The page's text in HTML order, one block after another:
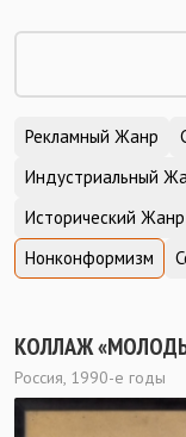
Рекламный Жанр
Индустриальный
Исторический Жанр
Нонконформизм
КОЛЛАЖ
Россия, 1990-е годы